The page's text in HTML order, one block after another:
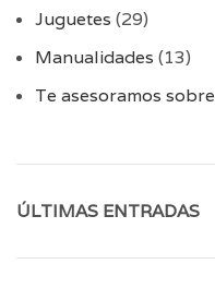
Juguetes (29)
Manualidades (13)
Te asesoramos sobre
ÚLTIMAS ENTRADAS